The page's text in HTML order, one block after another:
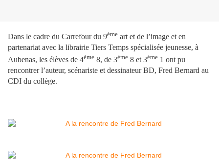
Dans le cadre du Carrefour du 9ème art et de l’image et en
partenariat avec la librairie Tiers Temps spécialisée jeunesse, à
Aubenas, les élèves de 4ème 8, de 3ème 8 et 3ème 1 ont pu
rencontrer l’auteur, scénariste et dessinateur BD, Fred Bernard au
CDI du collège.